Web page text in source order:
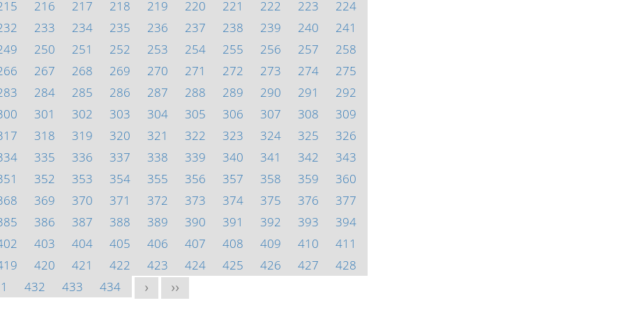
216 217 218 219 220 221 222 223
224
233 234 235 236 237 238 239 240
241
250 251 252 253 254 255 256 257
258
267 268 269 270 271 272 273 274
275
284 285 286 287 288 289 290 291
292
301 302 303 304 305 306 307 308
309
318 319 320 321 322 323 324 325
326
335 336 337 338 339 340 341 342
343
352 353 354 355 356 357 358 359
360
369 370 371 372 373 374 375 376
377
386 387 388 389 390 391 392 393
394
403 404 405 406 407 408 409 410
411
420 421 422 423 424 425 426 427
428
432 433 434 > >>